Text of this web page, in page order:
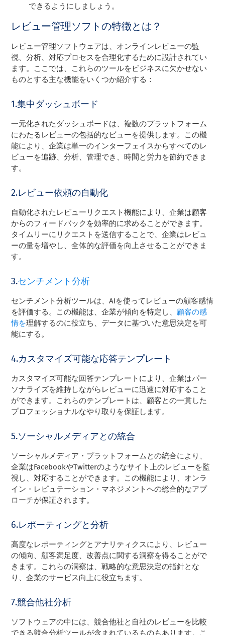
できるようにしましょう。
レビュー管理ソフトの特徴とは？
レビュー管理ソフトウェアは、オンラインレビューの監
視、分析、対応プロセスを合理化するために設計されてい
ます。ここでは、これらのツールをビジネスに欠かせない
ものとする主な機能をいくつか紹介する：
1.集中ダッシュボード
一元化されたダッシュボードは、複数のプラットフォーム
にわたるレビューの包括的なビューを提供します。この機
能により、企業は単一のインターフェイスからすべてのレ
ビューを追跡、分析、管理でき、時間と労力を節約できま
す。
2.レビュー依頼の自動化
自動化されたレビューリクエスト機能により、企業は顧客
からのフィードバックを効率的に求めることができます。
タイムリーにリクエストを送信することで、企業はレビュ
ーの量を増やし、全体的な評価を向上させることができま
す。
3.センチメント分析
センチメント分析ツールは、AIを使ってレビューの顧客感情
を評価する。この機能は、企業が傾向を特定し、 顧客の感
情を理解するのに役立ち、データに基づいた意思決定を可
能にする。
4.カスタマイズ可能な応答テンプレート
カスタマイズ可能な回答テンプレートにより、企業はパー
ソナライズを維持しながらレビューに迅速に対応すること
ができます。これらのテンプレートは、顧客との一貫した
プロフェッショナルなやり取りを保証します。
5.ソーシャルメディアとの統合
ソーシャルメディア・プラットフォームとの統合により、
企業はFacebookやTwitterのようなサイト上のレビューを監
視し、対応することができます。この機能により、オンラ
イン・レピュテーション・マネジメントへの総合的なアプ
ローチが保証されます。
6.レポーティングと分析
高度なレポーティングとアナリティクスにより、レビュー
の傾向、顧客満足度、改善点に関する洞察を得ることがで
きます。これらの洞察は、戦略的な意思決定の指針とな
り、企業のサービス向上に役立ちます。
7.競合他社分析
ソフトウェアの中には、競合他社と自社のレビューを比較
できる競合分析ツールが含まれているものもあります。こ